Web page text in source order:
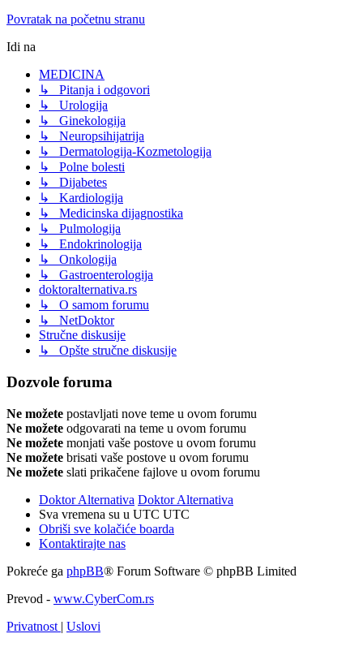
Povratak na početnu stranu
Idi na
MEDICINA
↳ Pitanja i odgovori
↳ Urologija
↳ Ginekologija
↳ Neuropsihijatrija
↳ Dermatologija-Kozmetologija
↳ Polne bolesti
↳ Dijabetes
↳ Kardiologija
↳ Medicinska dijagnostika
↳ Pulmologija
↳ Endokrinologija
↳ Onkologija
↳ Gastroenterologija
doktoralternativa.rs
↳ O samom forumu
↳ NetDoktor
Stručne diskusije
↳ Opšte stručne diskusije
Dozvole foruma
Ne možete postavljati nove teme u ovom forumu
Ne možete odgovarati na teme u ovom forumu
Ne možete monjati vaše postove u ovom forumu
Ne možete brisati vaše postove u ovom forumu
Ne možete slati prikačene fajlove u ovom forumu
Doktor Alternativa Doktor Alternativa
Sva vremena su u UTC UTC
Obriši sve kolačiće boarda
Kontaktirajte nas
Pokreće ga phpBB® Forum Software © phpBB Limited
Prevod - www.CyberCom.rs
Privatnost | Uslovi